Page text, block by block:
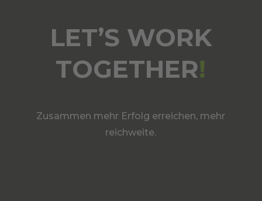
LET’S WORK
TOGETHER!
Zusammen mehr Erfolg erreichen, mehr
reichweite.